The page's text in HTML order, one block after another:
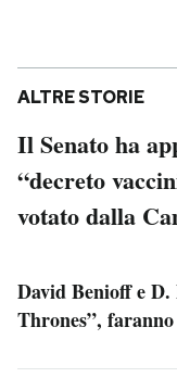
ALTRE STORIE
Il Senato ha
“decreto
votato dalla
David Benioff e
Thrones”,